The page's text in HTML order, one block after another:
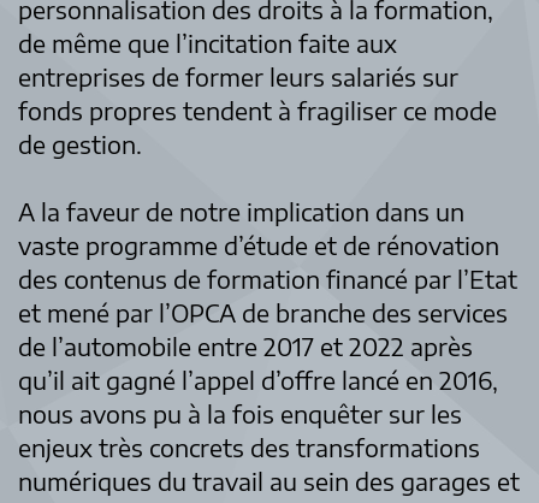
personnalisation des droits à la formation,
de même que l’incitation faite aux
entreprises de former leurs salariés sur
fonds propres tendent à fragiliser ce mode
de gestion.
A la faveur de notre implication dans un
vaste programme d’étude et de rénovation
des contenus de formation financé par l’Etat
et mené par l’OPCA de branche des services
de l’automobile entre 2017 et 2022 après
qu’il ait gagné l’appel d’offre lancé en 2016,
nous avons pu à la fois enquêter sur les
enjeux très concrets des transformations
numériques du travail au sein des garages et